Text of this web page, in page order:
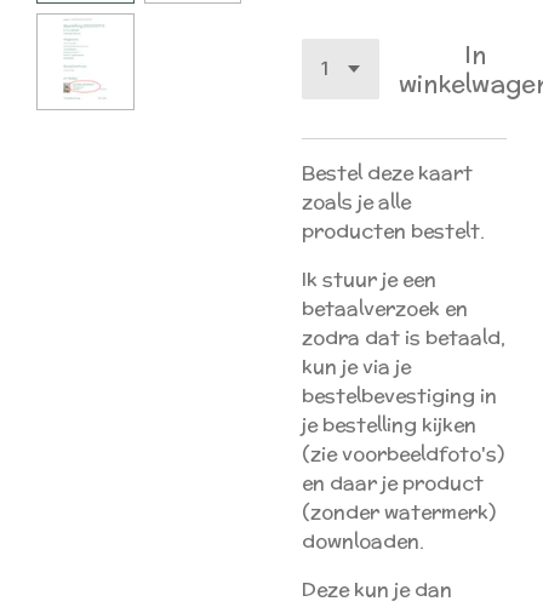
In
Bestel deze kaart
zoals je alle
producten bestelt.
Ik stuur je een
betaalverzoek en
zodra dat is betaald,
kun je via je
bestelbevestiging in
je bestelling kijken
(zie voorbeeldfoto's)
en daar je product
(zonder watermerk)
downloaden.
Deze kun je dan